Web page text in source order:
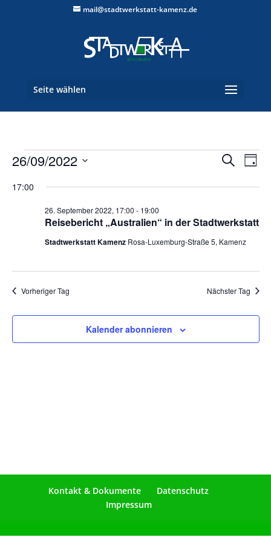
mail@stadtwerkstatt-kamenz.de
Seite wählen
Veranstaltungen
26.
September
2022
und
SucheTag
26/09/2022
wählen.
17:00
Reisebericht „Australien“ in der Stadtwerkstatt
26. September 2022, 17:00 - 19:00
Stadtwerkstatt Kamenz Rosa-Luxemburg-Straße 5, Kamenz
Vorheriger Tag Nächster Tag
Kalender abonnieren
Kontakt & Dokumente
Datenschutz
Impressum